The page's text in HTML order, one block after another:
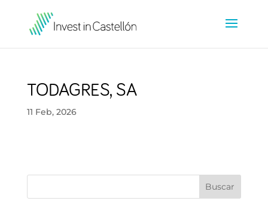
TODAGRES, SA
11 Feb, 2026
Buscar